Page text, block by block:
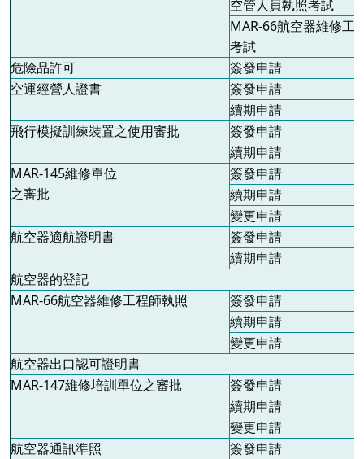
空管人員執照考試
MAR-66航空器維修工
考試
危險品許可
簽發申請
空運經營人證書
簽發申請
續期申請
飛行模擬訓練裝置之使用審批
簽發申請
續期申請
MAR-145維修單位
之審批
簽發申請
續期申請
變更申請
航空器適航證明書
簽發申請
續期申請
航空器的登記
MAR-66航空器維修工程師執照
簽發申請
續期申請
變更申請
航空器出口認可證明書
MAR-147維修培訓單位之審批
簽發申請
續期申請
變更申請
航空器通訊準照
簽發申請